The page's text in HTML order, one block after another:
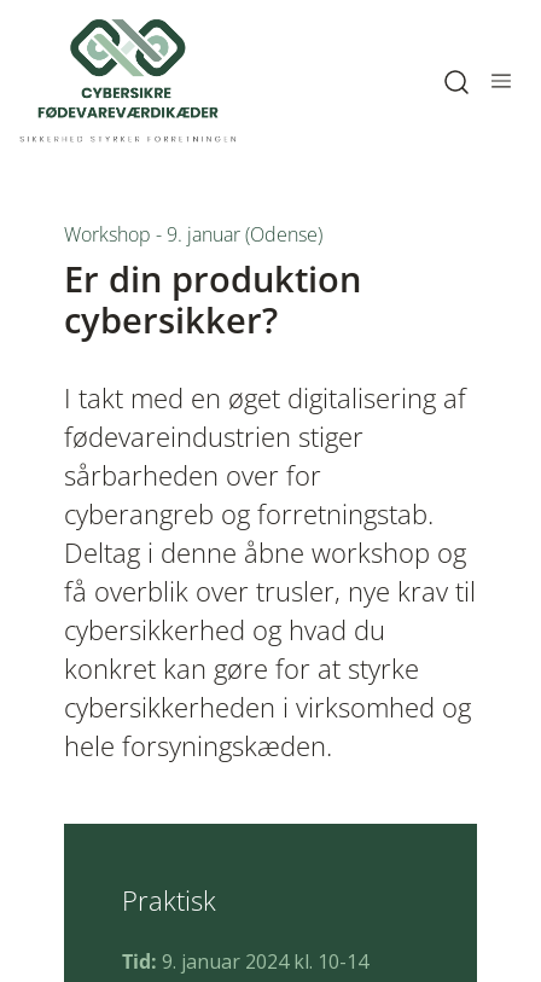
Workshop - 9. januar (Odense)
Er din produktion
cybersikker?
I takt med en øget digitalisering af
fødevareindustrien stiger
sårbarheden over for
cyberangreb og forretningstab.
Deltag i denne åbne workshop og
få overblik over trusler, nye krav til
cybersikkerhed og hvad du
konkret kan gøre for at styrke
cybersikkerheden i virksomhed og
hele forsyningskæden.
Praktisk
Tid:9. januar 2024 kl. 10-14